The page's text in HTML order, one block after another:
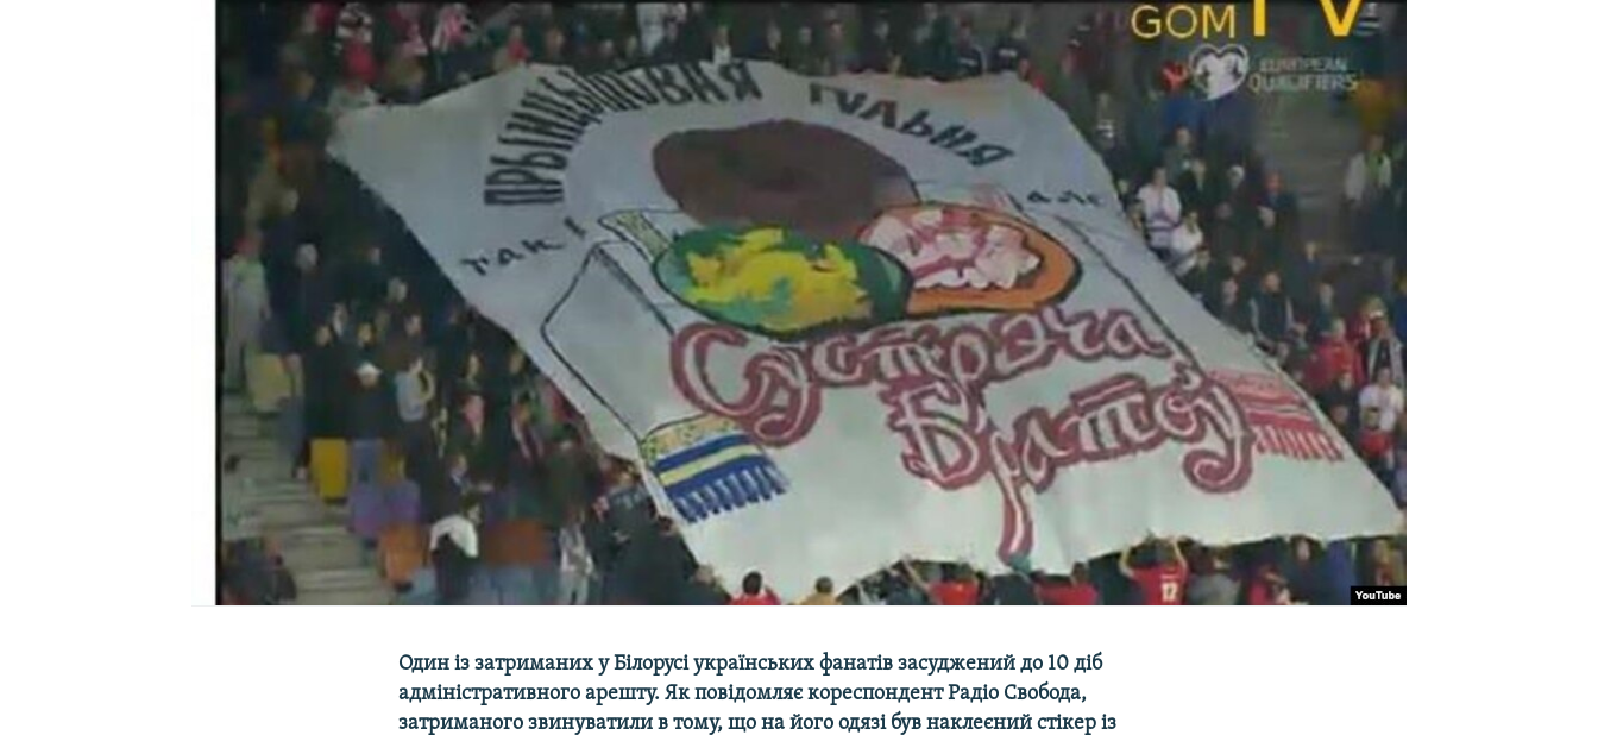
Один із затриманих у Білорусі українських фанатів засуджений до 10 діб
адміністративного арешту. Як повідомляє кореспондент Радіо Свобода,
затриманого звинуватили в тому, що на його одязі був наклеєний стікер із